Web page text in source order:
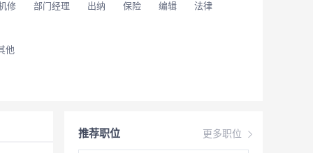
修 部门经理 出纳 保险 编辑
法律
他
更多职位
推荐职位